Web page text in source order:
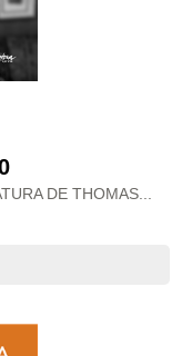
DE THOMAS...